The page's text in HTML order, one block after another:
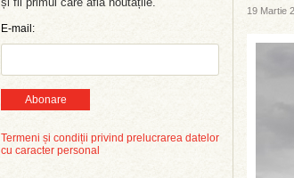
E-mail:
Abonare
Termeni și condiții privind prelucrarea datelor
cu caracter personal
19 Martie